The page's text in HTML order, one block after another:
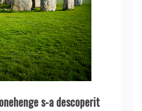
s-a descoperit